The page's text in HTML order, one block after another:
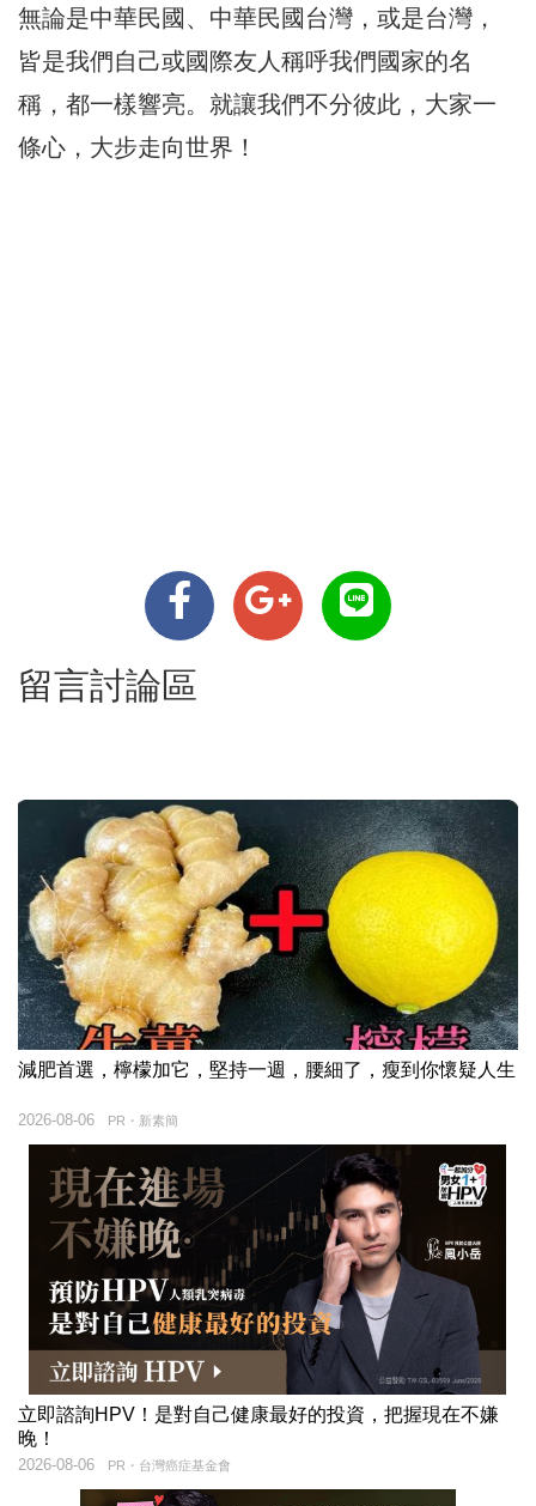
無論是中華民國、中華民國台灣，或是台灣，
皆是我們自己或國際友人稱呼我們國家的名
稱，都一樣響亮。就讓我們不分彼此，大家一
條心，大步走向世界！
留言討論區
減肥首選，檸檬加它，堅持一週，腰細了，瘦到你懷疑人生
PR・新素簡
2026-08-06
立即諮詢HPV！是對自己健康最好的投資，把握現在不嫌
晚！
PR・台灣癌症基金會
2026-08-06